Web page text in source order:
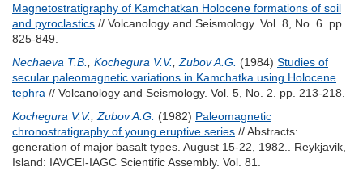
Magnetostratigraphy of Kamchatkan Holocene formations of soil
and pyroclastics // Volcanology and Seismology. Vol. 8, No. 6. pp.
825-849.
Nechaeva T.B.
Kochegura V.V. Zubov A.G. (1984) Studies of
secular paleomagnetic variations in Kamchatka using Holocene
tephra // Volcanology and Seismology. Vol. 5, No. 2. pp. 213-218.
Kochegura V.V. Zubov A.G. (1982) Paleomagnetic
chronostratigraphy of young eruptive series // Abstracts:
generation of major basalt types. August 15-22, 1982.. Reykjavik,
Island: IAVCEI-IAGC Scientific Assembly. Vol. 81.